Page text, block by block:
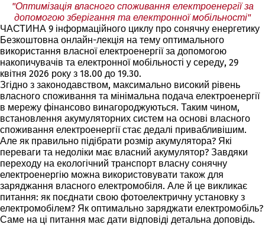
"Оптимізація власного споживання електроенергії за
допомогою зберігання та електронної мобільності"
ЧАСТИНА 9 інформаційного циклу про сонячну енергетику
Безкоштовна онлайн-лекція на тему оптимального
використання власної електроенергії за допомогою
накопичувачів та електронної мобільності у середу, 29
квітня 2026 року з 18.00 до 19.30.
Згідно з законодавством, максимально високий рівень
власного споживання та мінімальна подача електроенергії
в мережу фінансово винагороджуються. Таким чином,
встановлення акумуляторних систем на основі власного
споживання електроенергії стає дедалі привабливішим.
Але як правильно підібрати розмір акумулятора? Які
переваги та недоліки має власний акумулятор? Завдяки
переходу на екологічний транспорт власну сонячну
електроенергію можна використовувати також для
заряджання власного електромобіля. Але й це викликає
питання: як поєднати свою фотоелектричну установку з
електромобілем? Як оптимально заряджати електромобіль?
Саме на ці питання має дати відповіді детальна доповідь.